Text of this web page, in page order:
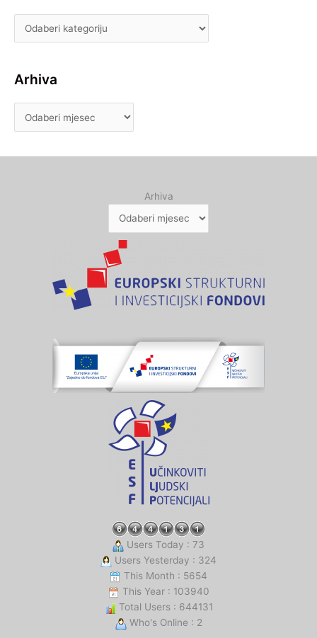
Arhiva
Arhiva
Users Today : 73
Users Yesterday : 324
This Month : 5654
This Year : 103940
Total Users : 644131
Who's Online : 2